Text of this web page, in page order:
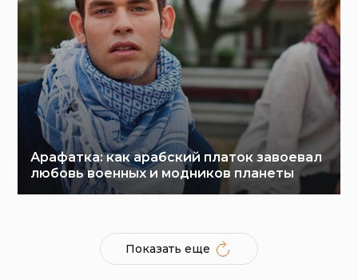
Арафатка: как арабский платок завоевал
любовь военных и модников планеты
Показать еще